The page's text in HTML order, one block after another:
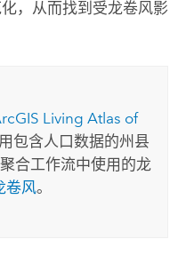
，从而找到受龙卷风影
Living Atlas of
包含人口数据的州县
合工作流中使用的龙
卷风。